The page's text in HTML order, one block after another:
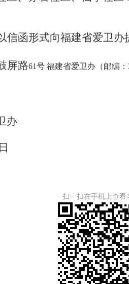
函形式向福建省爱卫
屏路61号 福建省爱卫办（邮编：
办
日
扫一扫在手机上查看